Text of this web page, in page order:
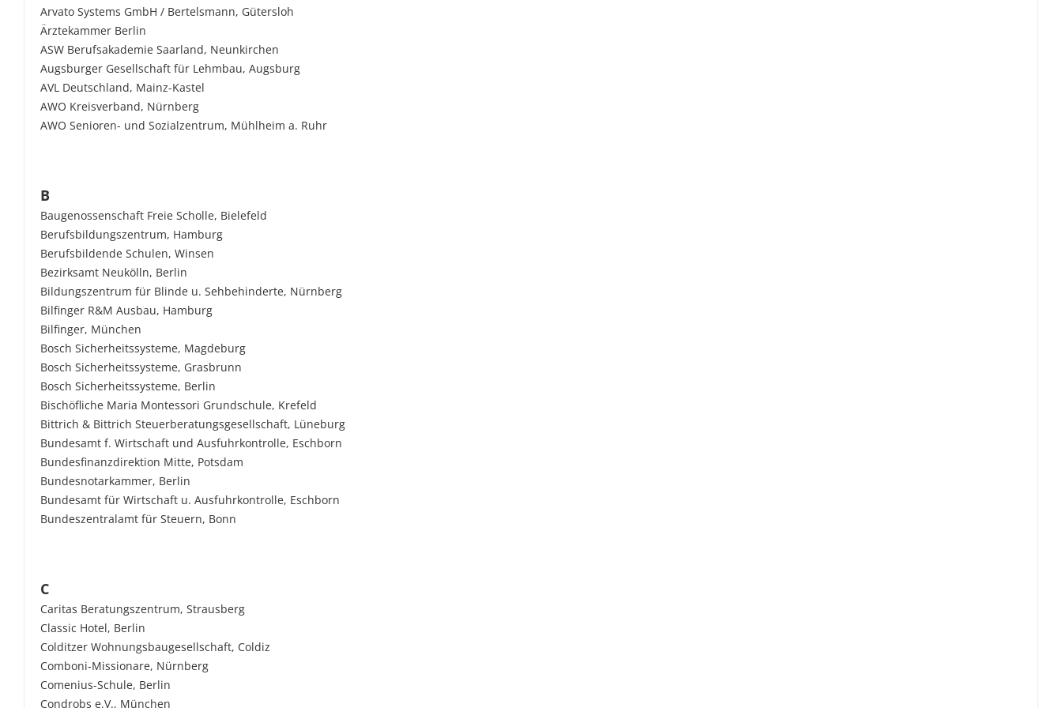
Arvato Systems GmbH / Bertelsmann, Gütersloh
Ärztekammer Berlin
ASW Berufsakademie Saarland, Neunkirchen
Augsburger Gesellschaft für Lehmbau, Augsburg
AVL Deutschland, Mainz-Kastel
AWO Kreisverband, Nürnberg
AWO Senioren- und Sozialzentrum, Mühlheim a. Ruhr
B
Baugenossenschaft Freie Scholle, Bielefeld
Berufsbildungszentrum, Hamburg
Berufsbildende Schulen, Winsen
Bezirksamt Neukölln, Berlin
Bildungszentrum für Blinde u. Sehbehinderte, Nürnberg
Bilfinger R&M Ausbau, Hamburg
Bilfinger, München
Bosch Sicherheitssysteme, Magdeburg
Bosch Sicherheitssysteme, Grasbrunn
Bosch Sicherheitssysteme, Berlin
Bischöfliche Maria Montessori Grundschule, Krefeld
Bittrich & Bittrich Steuerberatungsgesellschaft, Lüneburg
Bundesamt f. Wirtschaft und Ausfuhrkontrolle, Eschborn
Bundesfinanzdirektion Mitte, Potsdam
Bundesnotarkammer, Berlin
Bundesamt für Wirtschaft u. Ausfuhrkontrolle, Eschborn
Bundeszentralamt für Steuern, Bonn
C
Caritas Beratungszentrum, Strausberg
Classic Hotel, Berlin
Colditzer Wohnungsbaugesellschaft, Coldiz
Comboni-Missionare, Nürnberg
Comenius-Schule, Berlin
Condrobs e.V., München